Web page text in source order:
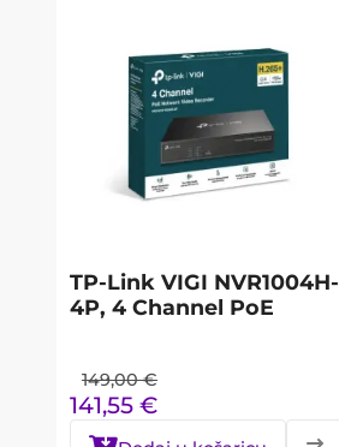
TP-Link VIGI NVR1004H-
4P, 4 Channel PoE
149,00 €
141,55 €